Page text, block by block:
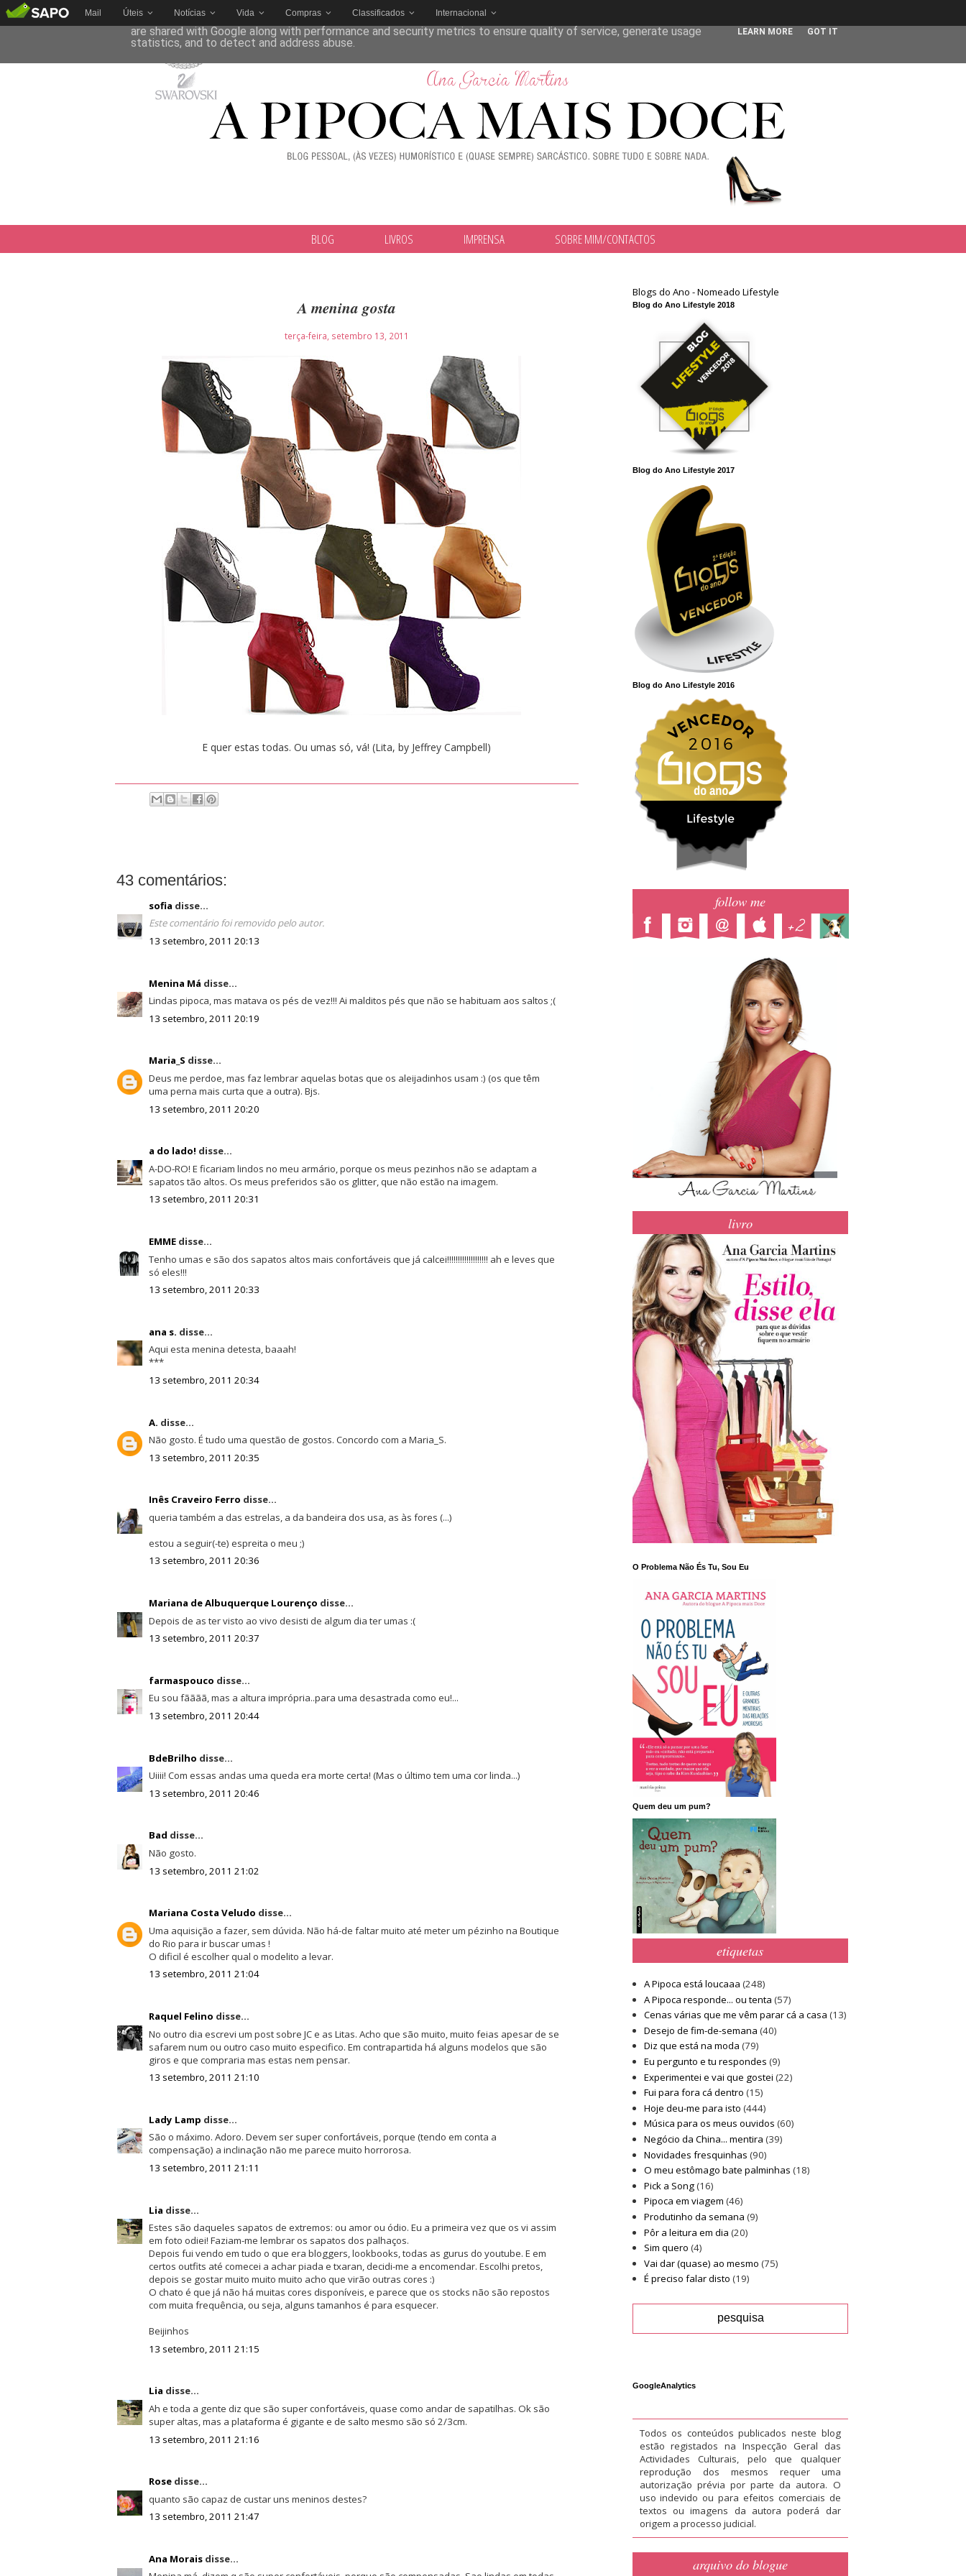
Mail Úteis Notícias Vida Compras Classificados Internacional
BLOG LIVROS IMPRENSA SOBRE MIM/CONTACTOS
A menina gosta
terça-feira, setembro 13, 2011
E quer estas todas. Ou umas só, vá! (Lita, by Jeffrey Campbell)
43 comentários:
sofia disse...
Este comentário foi removido pelo autor.
13 setembro, 2011 20:13
Menina Má disse...
Lindas pipoca, mas matava os pés de vez!!! Ai malditos pés que não se habituam aos saltos ;(
13 setembro, 2011 20:19
Maria_S disse...
Deus me perdoe, mas faz lembrar aquelas botas que os aleijadinhos usam :) (os que têm
uma perna mais curta que a outra). Bjs.
13 setembro, 2011 20:20
a do lado! disse...
A-DO-RO! E ficariam lindos no meu armário, porque os meus pezinhos não se adaptam a
sapatos tão altos. Os meus preferidos são os glitter, que não estão na imagem.
13 setembro, 2011 20:31
EMMEdisse...
Tenho umas e são dos sapatos altos mais confortáveis que já calcei!!!!!!!!!!!!!!!!!!! ah e leves que
só eles!!!
13 setembro, 2011 20:33
ana s. disse...
Aqui esta menina detesta, baaah!
***
13 setembro, 2011 20:34
A. disse...
Não gosto. É tudo uma questão de gostos. Concordo com a Maria_S.
13 setembro, 2011 20:35
Inês Craveiro Ferro disse...
queria também a das estrelas, a da bandeira dos usa, as às fores (...)
estou a seguir(-te) espreita o meu ;)
13 setembro, 2011 20:36
Mariana de Albuquerque Lourenço disse...
Depois de as ter visto ao vivo desisti de algum dia ter umas :(
13 setembro, 2011 20:37
farmaspouco disse...
Eu sou fãããã, mas a altura imprópria..para uma desastrada como eu!...
13 setembro, 2011 20:44
BdeBrilho disse...
Uiiii! Com essas andas uma queda era morte certa! (Mas o último tem uma cor linda...)
13 setembro, 2011 20:46
Bad disse...
Não gosto.
13 setembro, 2011 21:02
Mariana Costa Veludo disse...
Uma aquisição a fazer, sem dúvida. Não há-de faltar muito até meter um pézinho na Boutique
do Rio para ir buscar umas !
O dificil é escolher qual o modelito a levar.
13 setembro, 2011 21:04
Raquel Felino disse...
No outro dia escrevi um post sobre JC e as Litas. Acho que são muito, muito feias apesar de se
safarem num ou outro caso muito especifico. Em contrapartida há alguns modelos que são
giros e que compraria mas estas nem pensar.
13 setembro, 2011 21:10
Lady Lamp disse...
São o máximo. Adoro. Devem ser super confortáveis, porque (tendo em conta a
compensação) a inclinação não me parece muito horrorosa.
13 setembro, 2011 21:11
Lia disse...
Estes são daqueles sapatos de extremos: ou amor ou ódio. Eu a primeira vez que os vi assim
em foto odiei! Faziam-me lembrar os sapatos dos palhaços.
Depois fui vendo em tudo o que era bloggers, lookbooks, todas as gurus do youtube. E em
certos outfits até comecei a achar piada e txaran, decidi-me a encomendar. Escolhi pretos,
depois se gostar muito muito muito acho que virão outras cores :)
O chato é que já não há muitas cores disponíveis, e parece que os stocks não são repostos
com muita frequência, ou seja, alguns tamanhos é para esquecer.
Beijinhos
13 setembro, 2011 21:15
Lia disse...
Ah e toda a gente diz que são super confortáveis, quase como andar de sapatilhas. Ok são
super altas, mas a plataforma é gigante e de salto mesmo são só 2/3cm.
13 setembro, 2011 21:16
Rosedisse...
quanto são capaz de custar uns meninos destes?
13 setembro, 2011 21:47
Ana Moraisdisse...
Blogs do Ano - Nomeado Lifestyle
Blog do Ano Lifestyle 2018
Blog do Ano Lifestyle 2017
Blog do Ano Lifestyle 2016
follow me
livro
O Problema Não És Tu, Sou Eu
Quem deu um pum?
etiquetas
A Pipoca está loucaaa (248)
A Pipoca responde... ou tenta (57)
Cenas várias que me vêm parar cá a casa (13)
Desejo de fim-de-semana (40)
Diz que está na moda (79)
Eu pergunto e tu respondes (9)
Experimentei e vai que gostei (22)
Fui para fora cá dentro (15)
Hoje deu-me para isto (444)
Música para os meus ouvidos (60)
Negócio da China... mentira (39)
Novidades fresquinhas (90)
O meu estômago bate palminhas (18)
Pick a Song(16)
Pipoca em viagem (46)
Produtinho da semana (9)
Pôr a leitura em dia (20)
Sim quero (4)
Vai dar (quase) ao mesmo (75)
É preciso falar disto (19)
GoogleAnalytics
Todos os conteúdos publicados neste blog
estão registados na Inspecção Geral das
Actividades Culturais, pelo que qualquer
reprodução dos mesmos requer uma
autorização prévia por parte da autora. O
uso indevido ou para efeitos comerciais de
textos ou imagens da autora poderá dar
origem a processo judicial.
arquivo do blogue
This site uses cookies from Google to deliver its services and to analyze traffic. Your IP address and user-agent
are shared with Google along with performance and security metrics to ensure quality of service, generate usage
statistics, and to detect and address abuse.
LEARN MORE GOT IT